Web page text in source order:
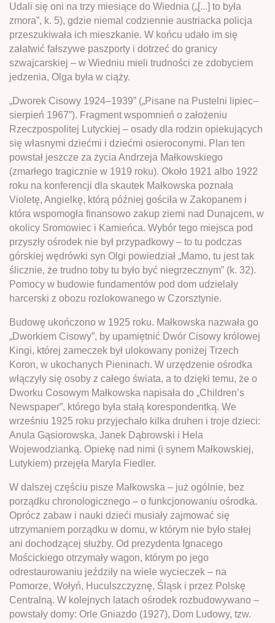
Udali się oni na trzy miesiące do Wiednia („[...] to była
zmora”, k. 5), gdzie niemal codziennie austriacka policja
przeszukiwała ich mieszkanie. W końcu udało im się
załatwić fałszywe paszporty i dotrzeć do granicy
szwajcarskiej – w Wiedniu mieli trudności ze zdobyciem
jedzenia, Olga była w ciąży.
„Dworek Cisowy 1924–1939” („Pisane na Pustelni lipiec–
sierpień 1967”). Fragment wspomnień o założeniu
Rzeczpospolitej Lutyckiej – osady dla rodzin opiekujących
się własnymi dziećmi i dziećmi osieroconymi. Plan ten
powstał jeszcze za życia Andrzeja Małkowskiego
(zmarłego tragicznie w 1919 roku). Około 1921 albo 1922
roku na konferencji dla skautek Małkowska poznała
Violetę, Angielkę, którą później gościła w Zakopanem i
która wspomogła finansowo zakup ziemi nad Dunajcem, w
okolicy Sromowiec i Kamieńca. Wybór tego miejsca pod
przyszły ośrodek nie był przypadkowy – to tu podczas
górskiej wędrówki syn Olgi powiedział „Mamo, tu jest tak
ślicznie, że trudno toby tu było być niegrzecznym” (k. 32).
Pomocy w budowie fundamentów pod dom udzielały
harcerski z obozu rozlokowanego w Czorsztynie.
Budowę ukończono w 1925 roku. Małkowska nazwała go
„Dworkiem Cisowy”, by upamiętnić Dwór Cisowy królowej
Kingi, której zameczek był ulokowany poniżej Trzech
Koron, w ukochanych Pieninach. W urzędzenie ośrodka
włączyły się osoby z całego świata, a to dzięki temu, że o
Dworku Cosowym Małkowska napisała do „Children’s
Newspaper”, którego była stałą korespondentką. We
wrześniu 1925 roku przyjechało kilka druhen i troje dzieci:
Anula Gąsiorowska, Janek Dąbrowski i Hela
Wojewodzianką. Opiekę nad nimi (i synem Małkowskiej,
Lutykiem) przejęła Maryla Fiedler.
W dalszej częściu pisze Małkowska – już ogólnie, bez
porządku chronologicznego – o funkcjonowaniu ośrodka.
Oprócz zabaw i nauki dzieći musiały zajmować się
utrzymaniem porządku w domu, w którym nie było stałej
ani dochodzącej służby. Od prezydenta Ignacego
Mościckiego otrzymały wagon, którym po jego
odrestaurowaniu jeździły na wiele wycieczek – na
Pomorze, Wołyń, Huculszczyznę, Śląsk i przez Polskę
Centralną. W kolejnych latach ośrodek rozbudowywano –
powstały domy: Orle Gniazdo (1927), Dom Ludowy, tzw.